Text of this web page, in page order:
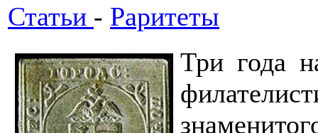
Статьи - Раритеты
Три года